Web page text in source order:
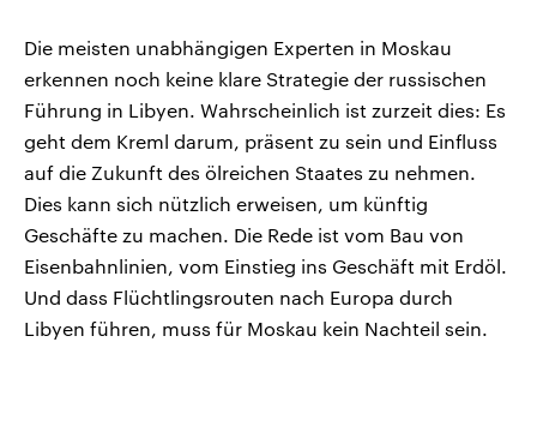
Die meisten unabhängigen Experten in Moskau
erkennen noch keine klare Strategie der russischen
Führung in Libyen. Wahrscheinlich ist zurzeit dies: Es
geht dem Kreml darum, präsent zu sein und Einfluss
auf die Zukunft des ölreichen Staates zu nehmen.
Dies kann sich nützlich erweisen, um künftig
Geschäfte zu machen. Die Rede ist vom Bau von
Eisenbahnlinien, vom Einstieg ins Geschäft mit Erdöl.
Und dass Flüchtlingsrouten nach Europa durch
Libyen führen, muss für Moskau kein Nachteil sein.